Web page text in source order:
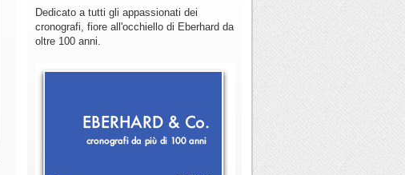
Dedicato a tutti gli appassionati dei
cronografi, fiore all'occhiello di Eberhard da
oltre 100 anni.